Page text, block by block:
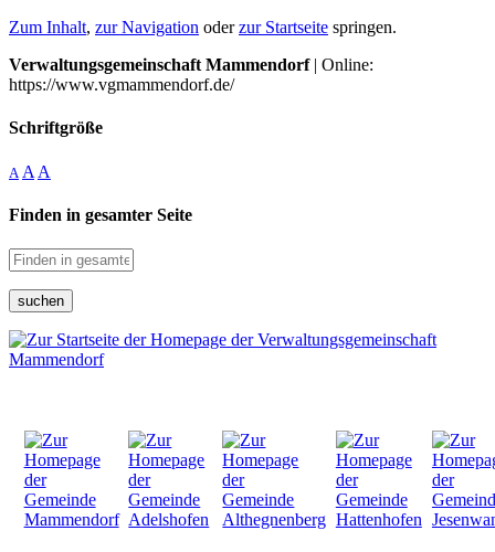
Zum Inhalt, zur Navigation oderzur Startseite springen.
Verwaltungsgemeinschaft Mammendorf| Online:
https://www.vgmammendorf.de/
Schriftgröße
A A A
Finden in gesamter Seite
suchen